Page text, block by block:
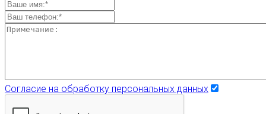
Согласие на обработку персональных данных